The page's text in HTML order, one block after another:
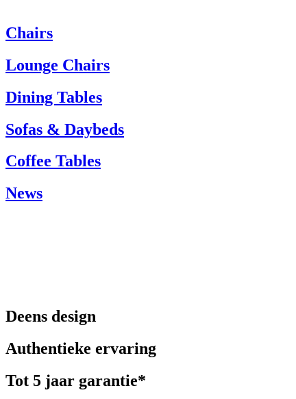
Heeft u hulp nodig? Neem dan contact op met de klantenservice via:
Tel.: +45 66 12 14 04
info@carlhansen.dk
Chairs
Lounge Chairs
Dining Tables
Sofas & Daybeds
Coffee Tables
News
Deens design
Authentieke ervaring
Tot 5 jaar garantie*